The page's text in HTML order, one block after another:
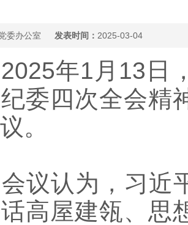
委办公室 发表时间： 2025-03-04
年1月13日，
委四次全会精
。
认为，习近平
高屋建瓴、思